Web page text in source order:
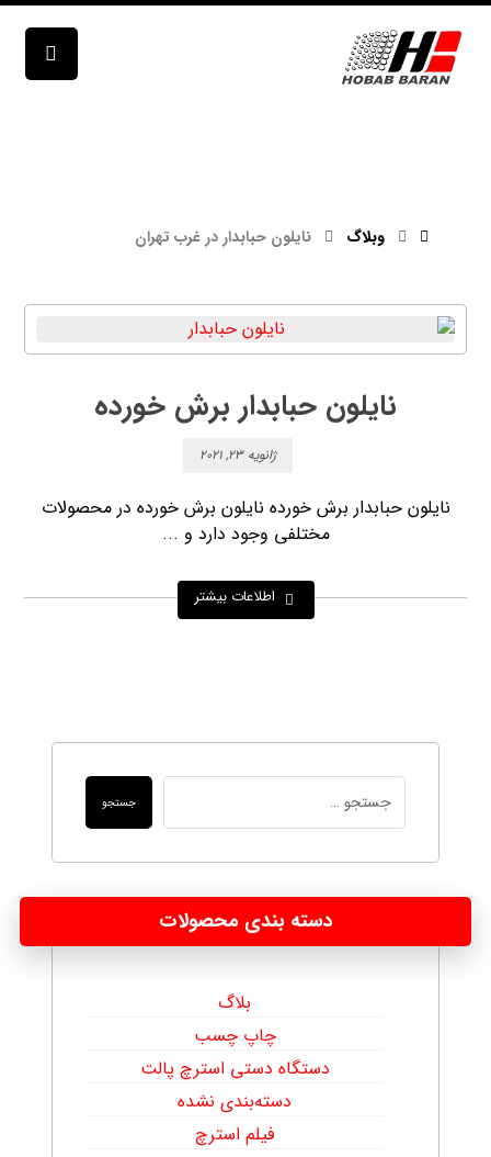
وبلاگ نایلون حبابدار در غرب تهران
نایلون حبابدار برش خورده
ژانویه ۲۳, ۲۰۲۱
نایلون حبابدار برش خورده نایلون برش خورده در محصولات
مختلفی وجود دارد و ...
اطلاعات بیشتر
جستجو
دسته بندی محصولات
بلاگ
چاپ چسب
دستگاه دستی استرچ پالت
دسته‌بندی نشده
فیلم استرچ